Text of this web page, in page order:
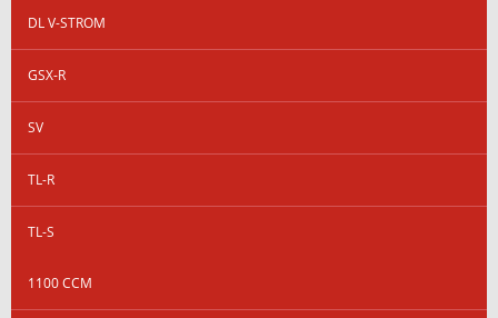
DL V-STROM
GSX-R
SV
TL-R
TL-S
1100 CCM